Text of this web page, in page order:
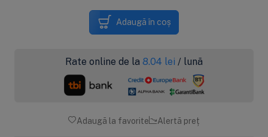
Adaugă în coș
Rate online de la 8.04 lei / lună
Adaugă la favorite Alertă preț